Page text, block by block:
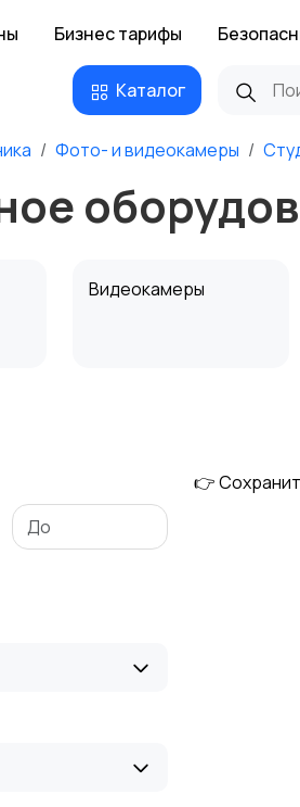
Бизнес тарифы
Каталог
Фото- и видеокамеры
Видеокамеры
👉